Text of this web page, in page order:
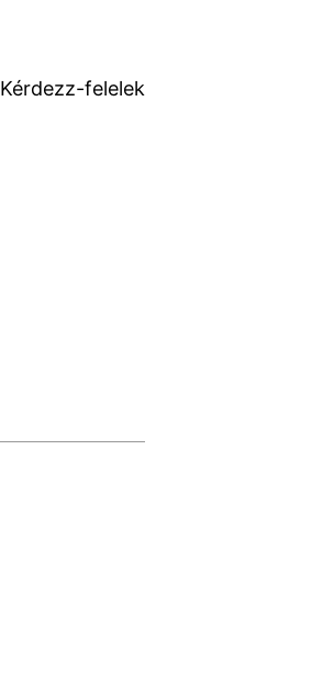
Kérdezz-felelek